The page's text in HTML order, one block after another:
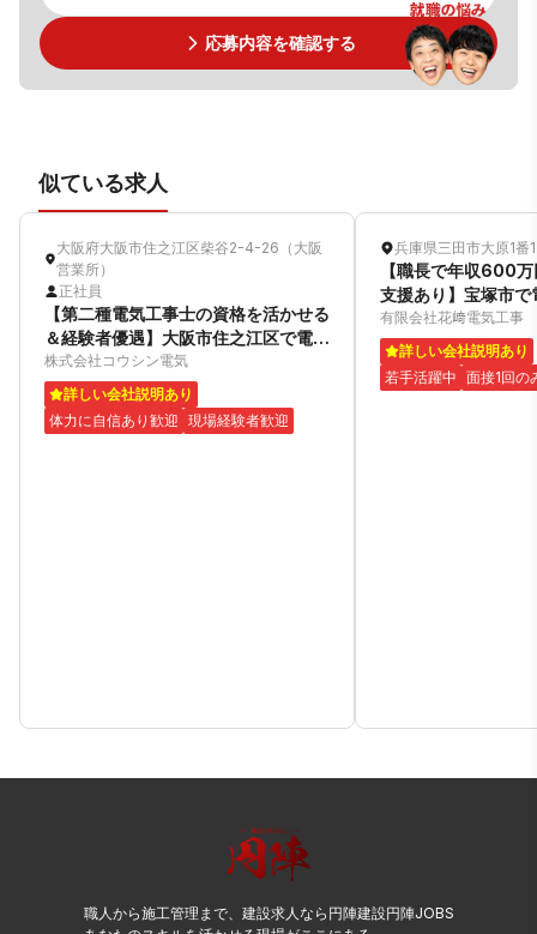
応募内容を確認する
似ている求人
大阪府大阪市住之江区柴谷2-4-26（大阪
営業所）
正社員
【第二種電気工事士の資格を活かせる
＆経験者優遇】大阪市住之江区で電気
工事スタッフ募集！
株式会社コウシン電気
詳しい会社説明あり
体力に自信あり歓迎 現場経験者歓迎
兵庫県三田市大原1番
【職長で年収600
支援あり】宝塚市
募集！
有限会社花﨑電気工事
詳しい会社説明あり
若手活躍中 面接1回の
職人から施工管理まで、建設求人なら円陣建設円陣JOBS